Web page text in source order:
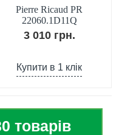
Pierre Ricaud PR
22060.1D11Q
3 010 грн.
Купити в 1 клік
товарів